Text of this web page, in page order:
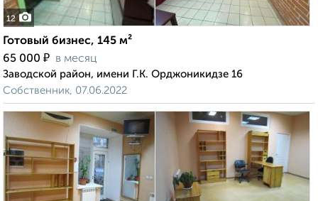
12
Готовый бизнес, 145 м²
65 000 ₽ в месяц
Заводской район, имени Г.К. Орджоникидзе 16
Собственник, 07.06.2022